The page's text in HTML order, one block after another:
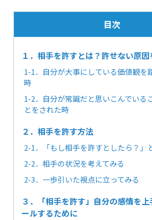
目次
１．相手を許すとは？許せない原因
1-1．自分が大事にしている価値観を
時
1-2．自分が常識だと思いこんでいる
とをされた時
２．相手を許す方法
2-1．「もし相手を許すとしたら？」
2-2．相手の状況を考えてみる
2-3．一歩引いた視点に立ってみる
３．「相手を許す」自分の感情を
ールするために